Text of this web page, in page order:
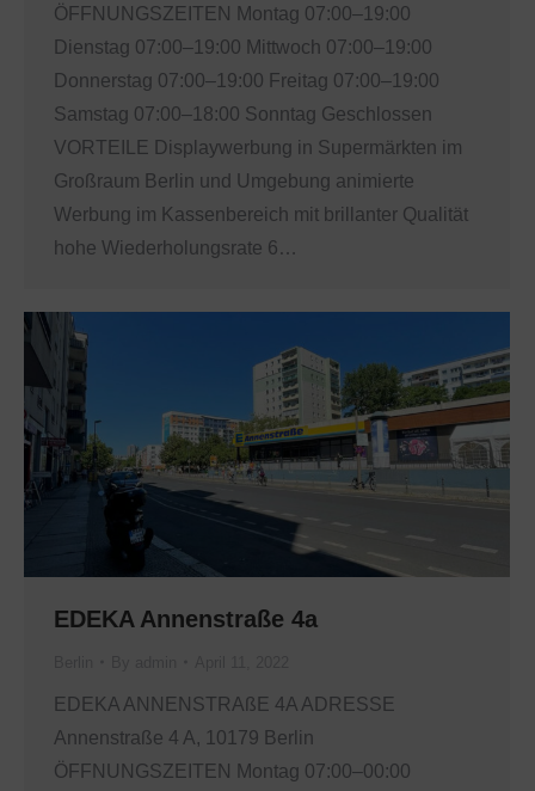
ÖFFNUNGSZEITEN Montag 07:00–19:00
Dienstag 07:00–19:00 Mittwoch 07:00–19:00
Donnerstag 07:00–19:00 Freitag 07:00–19:00
Samstag 07:00–18:00 Sonntag Geschlossen
VORTEILE Displaywerbung in Supermärkten im
Großraum Berlin und Umgebung animierte
Werbung im Kassenbereich mit brillanter Qualität
hohe Wiederholungsrate 6…
EDEKA Annenstraße 4a
EDEKA ANNENSTRAßE 4A ADRESSE
Annenstraße 4 A, 10179 Berlin
ÖFFNUNGSZEITEN Montag 07:00–00:00